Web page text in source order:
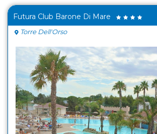
Futura Club Barone Di Mare
Torre Dell'Orso